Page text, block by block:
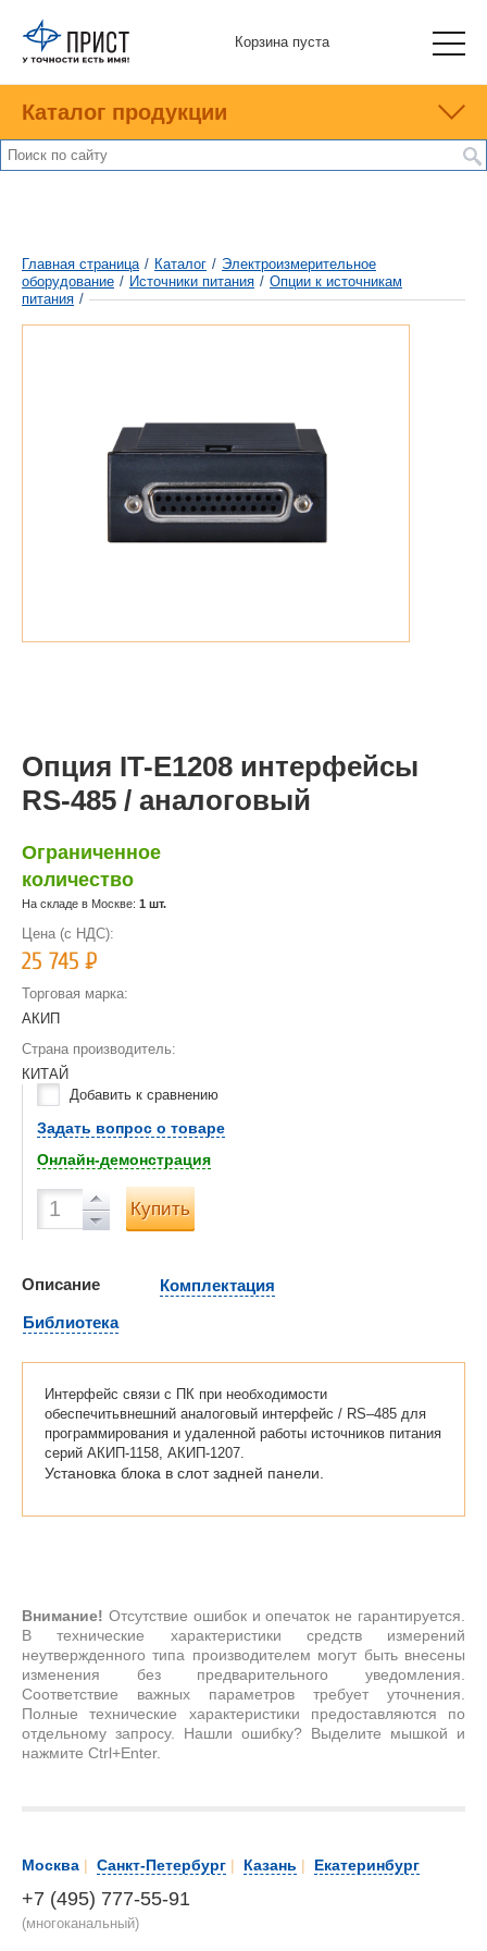
Корзина пуста
Каталог продукции
Главная страница / Каталог / Электроизмерительное
оборудование / Источники питания / Опции к источникам
питания /
Опция IT-E1208 интерфейсы
RS-485 / аналоговый
Ограниченное
количество
На складе в Москве: 1 шт.
Цена (с НДС):
25 745Р
Торговая марка:
АКИП
Страна производитель:
КИТАЙ
Добавить к сравнению
Задать вопрос о товаре
Онлайн-демонстрация
Купить
Описание
Комплектация
Библиотека
Интерфейс связи с ПК при необходимости
обеспечитьвнешний аналоговый интерфейс / RS–485 для
программирования и удаленной работы источников питания
серий АКИП-1158, АКИП-1207.
Установка блока в слот задней панели.
Внимание! Отсутствие ошибок и опечаток не гарантируется.
В технические характеристики средств измерений
неутвержденного типа производителем могут быть внесены
изменения без предварительного уведомления.
Соответствие важных параметров требует уточнения.
Полные технические характеристики предоставляются по
отдельному запросу. Нашли ошибку? Выделите мышкой и
нажмите Ctrl+Enter.
Москва | Санкт-Петербург | Казань | Екатеринбург
+7 (495) 777-55-91
(многоканальный)